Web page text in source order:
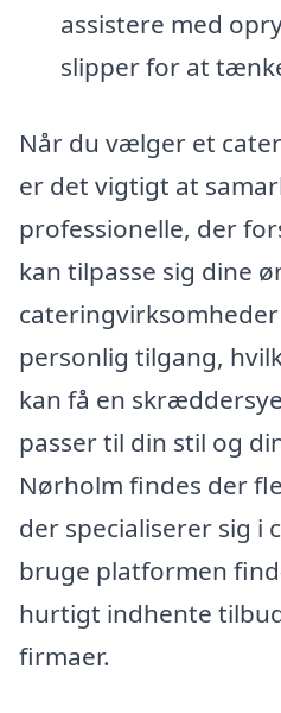
assistere med
slipper for at
Når du vælger et
er det vigtigt at
professionelle, der
kan tilpasse sig dine
personlig tilgang,
kan få en
passer til din stil og
Nørholm findes der
der specialiserer sig i
bruge platformen
hurtigt indhente
firmaer.